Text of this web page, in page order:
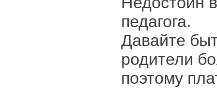
педагога.
Давайте
родители
поэтому